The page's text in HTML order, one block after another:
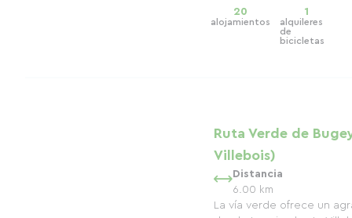
20
alojamientos
1
alquileres
de
bicicletas
Ruta Verde de
Villebois)
Distancia
6.00 km
La vía verde ofrece un